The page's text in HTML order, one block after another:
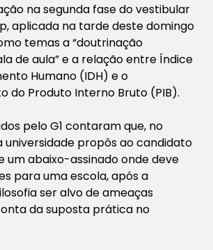
na segunda fase do vestibular
aplicada na tarde deste domingo
temas a “doutrinação
de aula” e a relação entre Índice
Humano (IDH) e o
do Produto Interno Bruto (PIB).
pelo G1 contaram que, no
universidade propôs ao candidato
um abaixo-assinado onde deve
para uma escola, após a
ser alvo de ameaças
da suposta prática no